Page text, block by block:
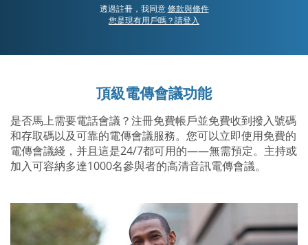
透過註冊，我同意條款與條件
您是現有用戶嗎？請登入
頂級電傳會議功能
是否馬上需要電話會議？注冊免費帳戶並免費收到撥入號碼
和存取碼以及可靠的電傳會議服務。您可以立即使用免費的
電傳會議綫，并且這是24/7都可用的——無需預定。主持或
加入可容納多達1000名參與者的高清音訊電傳會議。